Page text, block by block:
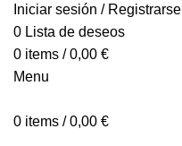
Iniciar sesión / Registrarse
0 Lista de deseos
0 items / 0,00 €
Menu
0 items / 0,00 €